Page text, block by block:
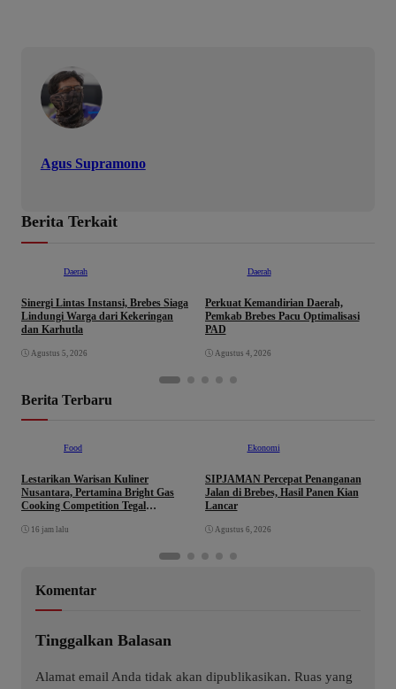
Agus Supramono
Berita Terkait
Daerah
Sinergi Lintas Instansi, Brebes Siaga
Lindungi Warga dari Kekeringan
dan Karhutla
Agustus 5, 2026
Daerah
Perkuat Kemandirian Daerah,
Pemkab Brebes Pacu Optimalisasi
PAD
Agustus 4, 2026
Berita Terbaru
Food
Lestarikan Warisan Kuliner
Nusantara, Pertamina Bright Gas
Cooking Competition Tegal
16 jam lalu
Ekonomi
SIPJAMAN Percepat Penanganan
Jalan di Brebes, Hasil Panen Kian
Lancar
Agustus 6, 2026
Komentar
Tinggalkan Balasan
Alamat email Anda tidak akan dipublikasikan. Ruas yang